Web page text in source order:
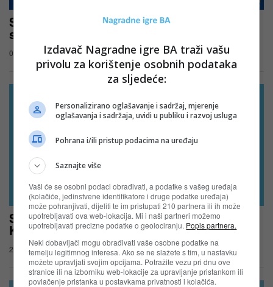
Saponia nagradna igra u cm-u: Zagrebi
svoju sreću
01.08.2026
Sladoled Snješko 4You nagradna igra u
KORT marketima
27.07.2026
Izdavač Nagradne igre BA traži vašu
privolu za korištenje osobnih podataka
za sljedeće:
Personalizirano oglašavanje i sadržaj, mjerenje
oglašavanja i sadržaja, uvidi u publiku i razvoj usluga
Pohrana i/ili pristup podacima na uređaju
Saznajte više
Vaši će se osobni podaci obrađivati, a podatke s vašeg uređaja
(kolačiće, jedinstvene identifikatore i druge podatke uređaja)
može pohranjivati, dijeliti te im pristupati 210 partnera ili ih može
upotrebljavati ova web-lokacija. Mi i naši partneri možemo
upotrebljavati precizne podatke o geolociranju. Popis partnera.
Neki dobavljači mogu obrađivati vaše osobne podatke na
temelju legitimnog interesa. Ako se ne slažete s tim, u nastavku
možete upravljati svojim opcijama. Potražite vezu pri dnu ove
stranice ili na izborniku web-lokacije za upravljanje pristankom ili
povlačenje pristanka u postavkama privatnosti i kolačića.